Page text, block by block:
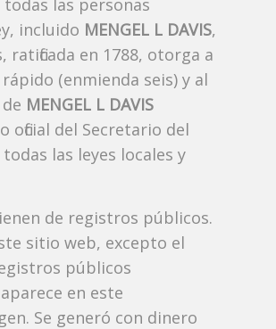
todas las personas
incluido MENGEL L DAVIS,
en 1788, otorga a
(enmienda seis) y al
MENGEL L DAVIS
del Secretario del
las leyes locales y
de registros públicos.
sitio web, excepto el
públicos
en este
Se generó con dinero